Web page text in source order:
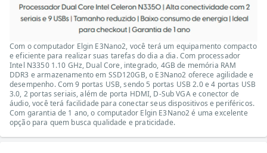
Com o computador Elgin E3Nano2, você terá um equipamento compacto
e eficiente para realizar suas tarefas do dia a dia. Com processador
Intel N3350 1.10 GHz, Dual Core, integrado, 4GB de memória RAM
DDR3 e armazenamento em SSD120GB, o E3Nano2 oferece agilidade e
desempenho. Com 9 portas USB, sendo 5 portas USB 2.0 e 4 portas USB
3.0, 2 portas seriais, além de porta HDMI, D-Sub VGA e conector de
áudio, você terá facilidade para conectar seus dispositivos e periféricos.
Com garantia de 1 ano, o computador Elgin E3Nano2 é uma excelente
opção para quem busca qualidade e praticidade.